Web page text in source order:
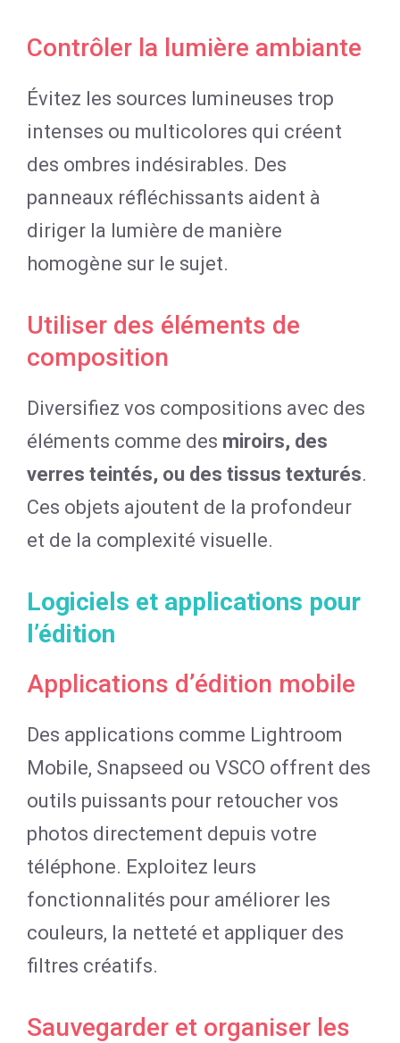
Contrôler la lumière ambiante
Évitez les sources lumineuses trop
intenses ou multicolores qui créent
des ombres indésirables. Des
panneaux réfléchissants aident à
diriger la lumière de manière
homogène sur le sujet.
Utiliser des éléments de
composition
Diversifiez vos compositions avec des
éléments comme des miroirs, des
verres teintés, ou des tissus texturés.
Ces objets ajoutent de la profondeur
et de la complexité visuelle.
Logiciels et applications pour
l’édition
Applications d’édition mobile
Des applications comme Lightroom
Mobile, Snapseed ou VSCO offrent des
outils puissants pour retoucher vos
photos directement depuis votre
téléphone. Exploitez leurs
fonctionnalités pour améliorer les
couleurs, la netteté et appliquer des
filtres créatifs.
Sauvegarder et organiser les